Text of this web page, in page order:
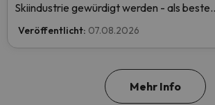
Skiindustrie gewürdigt werden - als bester
Skiurlaubveranstalter der Welt nominiert.
Veröffentlicht: 07.08.2026
Mehr Info